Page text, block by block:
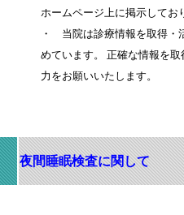
ホームページ上に掲示してお
・ 当院は診療情報を取得・
めています。 正確な情報を
力をお願いいたします。
夜間睡眠検査に関して